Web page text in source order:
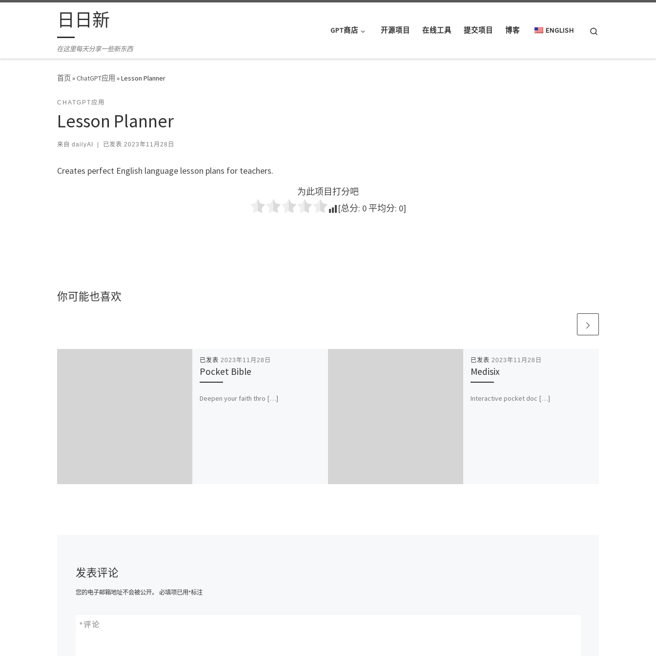
Skip to content日日新
在这里每天分享一些新东西
GPT商店 开源项目 在线工具 提交项目 博客 ENGLISH
首页»ChatGPT应用 »Lesson Planner
CHATGPT应用
Lesson Planner
来自 dailyAI 已发表 2023年11月28日
Creates perfect English language lesson plans for teachers.
为此项目打分吧
[总分: 0 平均分: 0]
你可能也喜欢
已发表 2023年11月28日
Pocket Bible
Deepen your faith thro […]
已发表 2023年11月28日
Medisix
Interactive pocket doc […]
发表评论
您的电子邮箱地址不会被公开。 必填项已用*标注
评论
*